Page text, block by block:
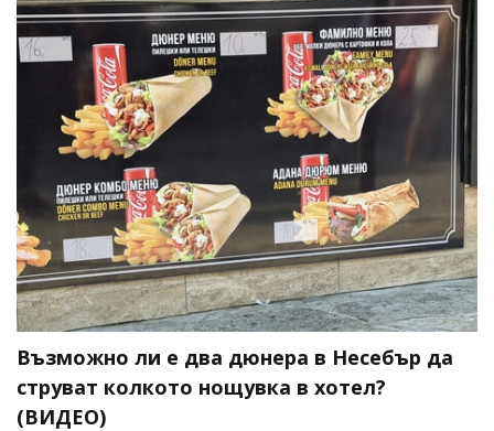
Възможно ли е два дюнера в Несебър да
струват колкото нощувка в хотел?
(ВИДЕО)